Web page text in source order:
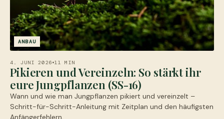
ANBAU
4. JUNI 2026 11 MIN
Pikieren und Vereinzeln: So stärkt ihr
eure Jungpflanzen (SS-16)
Wann und wie man Jungpflanzen pikiert und vereinzelt –
Schritt-für-Schritt-Anleitung mit Zeitplan und den häufigsten
Anfängerfehlern.